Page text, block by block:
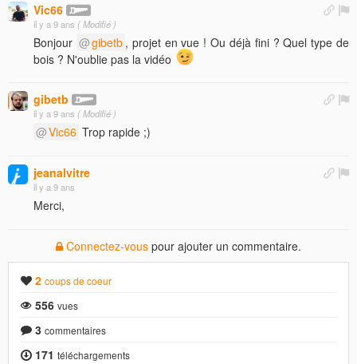
Vic66
il y a 9 ans ( Modifié )
Bonjour gibetb , projet en vue ! Ou déjà fini ? Quel type de
bois ? N'oublie pas la vidéo
gibetb
il y a 9 ans ( Modifié )
Vic66 Trop rapide ;)
jeanalvitre
il y a 9 ans
Merci,
Connectez-vous pour ajouter un commentaire.
2 coups de coeur
556 vues
3 commentaires
171 téléchargements